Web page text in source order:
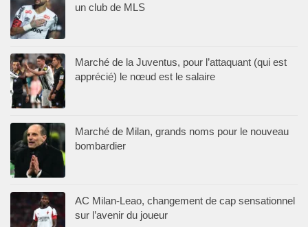
un club de MLS
Marché de la Juventus, pour l’attaquant (qui est
apprécié) le nœud est le salaire
Marché de Milan, grands noms pour le nouveau
bombardier
AC Milan-Leao, changement de cap sensationnel
sur l’avenir du joueur